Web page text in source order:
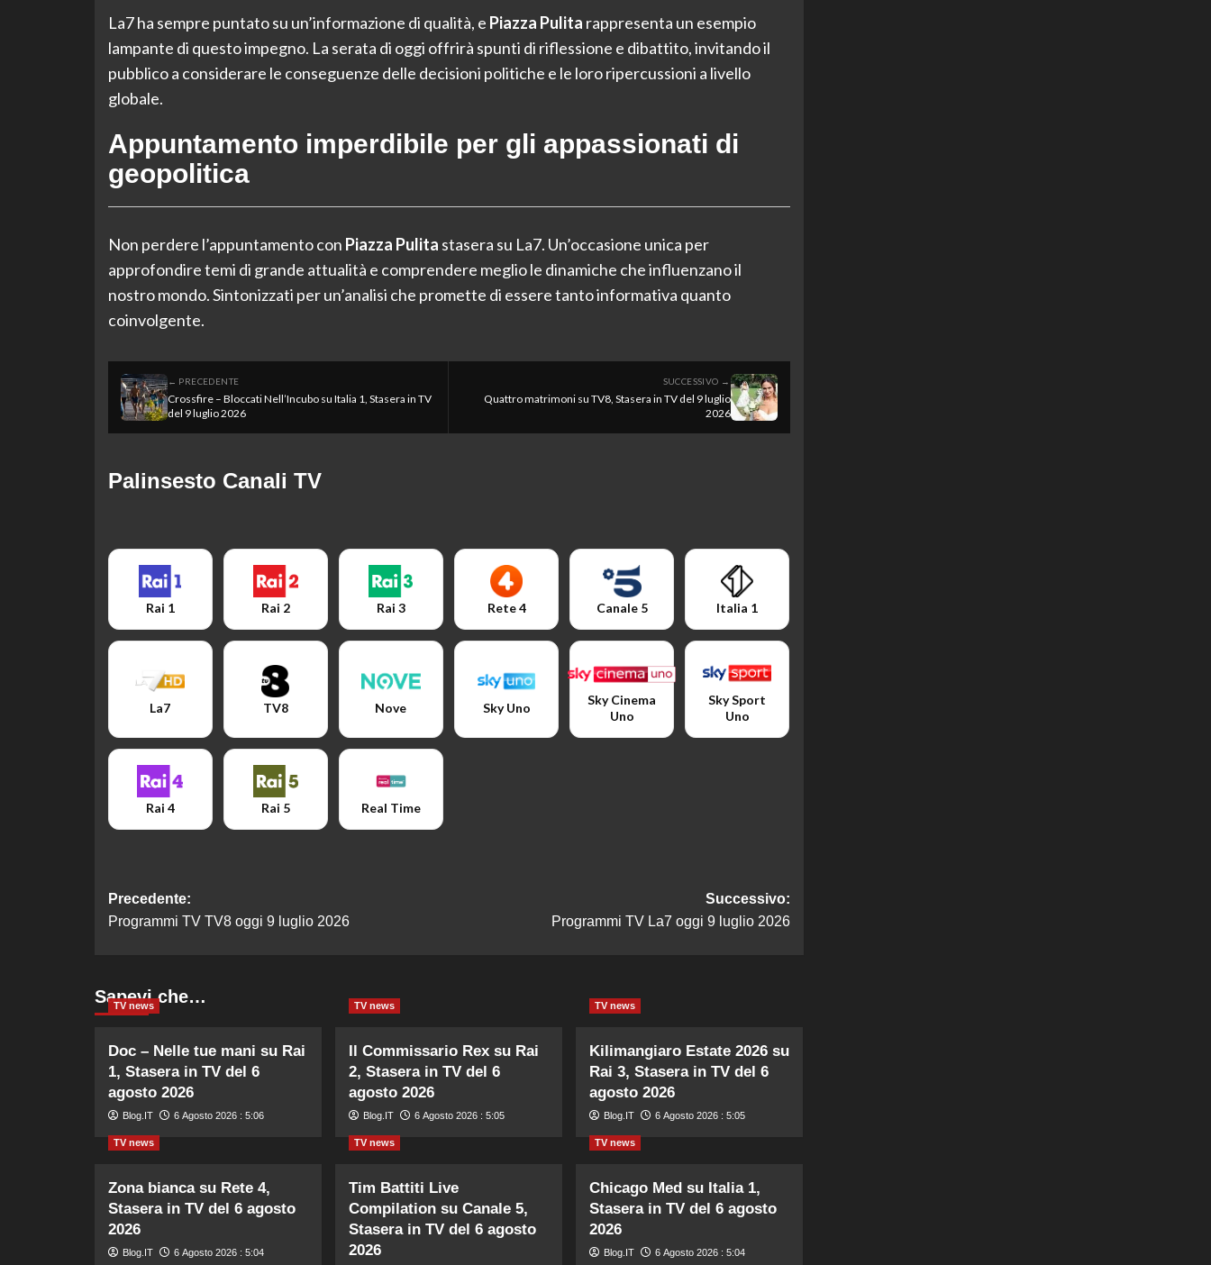
La7 ha sempre puntato su un’informazione di qualità, e Piazza Pulita rappresenta un esempio
lampante di questo impegno. La serata di oggi offrirà spunti di riflessione e dibattito, invitando il
pubblico a considerare le conseguenze delle decisioni politiche e le loro ripercussioni a livello
globale.
Appuntamento imperdibile per gli appassionati di
geopolitica
Non perdere l’appuntamento con Piazza Pulita stasera su La7. Un’occasione unica per
approfondire temi di grande attualità e comprendere meglio le dinamiche che influenzano il
nostro mondo. Sintonizzati per un’analisi che promette di essere tanto informativa quanto
coinvolgente.
← PRECEDENTE
Crossfire – Bloccati Nell’Incubo su Italia 1, Stasera in TV
del 9 luglio 2026
SUCCESSIVO →
Quattro matrimoni su TV8, Stasera in TV del 9 luglio
2026
Palinsesto Canali TV
Rai 1 Rai 2 Rai 3 Rete 4 Canale 5 Italia 1
La7 TV8 Nove Sky Uno
Sky Cinema
Uno
Sky Sport
Uno
Rai 4 Rai 5 Real Time
Navigazione
articolo
Precedente:
Programmi TV TV8 oggi 9 luglio 2026
Successivo:
Programmi TV La7 oggi 9 luglio 2026
Sapevi che…
TV news
Doc – Nelle tue mani su Rai
1, Stasera in TV del 6
agosto 2026
Blog.IT 6 Agosto 2026 : 5:06
TV news
Il Commissario Rex su Rai
2, Stasera in TV del 6
agosto 2026
Blog.IT 6 Agosto 2026 : 5:05
TV news
Kilimangiaro Estate 2026 su
Rai 3, Stasera in TV del 6
agosto 2026
Blog.IT 6 Agosto 2026 : 5:05
TV news
Zona bianca su Rete 4,
Stasera in TV del 6 agosto
2026
Blog.IT 6 Agosto 2026 : 5:04
TV news
Tim Battiti Live
Compilation su Canale 5,
Stasera in TV del 6 agosto
2026
TV news
Chicago Med su Italia 1,
Stasera in TV del 6 agosto
2026
Blog.IT 6 Agosto 2026 : 5:04